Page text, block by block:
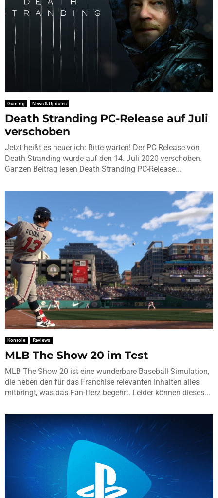
Gaming News & Updates
Death Stranding PC-Release auf Juli
verschoben
Jetzt heißt es neuerlich: Bitte warten! Der PC Release von
Death Stranding wurde auf den 14. Juli 2020 verschoben.
Ganzen Beitrag lesen Death Stranding PC-Release...
Konsole Reviews
MLB The Show 20 im Test
MLB The Show 20 ist eine wunderbare Baseball-Simulation,
die neben den für das Franchise relevanten Inhalten alles
mitbringt, was das Fan-Herz begehrt. Leider können dieses...